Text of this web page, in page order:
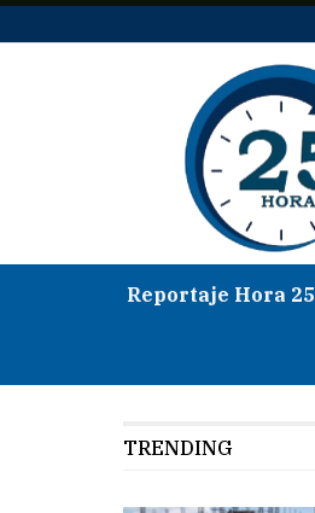
Reportaje Hora 25
TRENDING